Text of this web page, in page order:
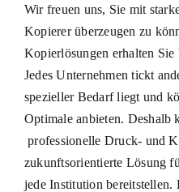
Wir freuen uns, Sie mit
Kopierer überzeugen zu
Kopierlösungen erhalten Sie
Jedes Unternehmen tickt
spezieller Bedarf liegt und
Optimale anbieten.
professionelle Druck- und
zukunftsorientierte Lösung
jede Institution bereitstellen.